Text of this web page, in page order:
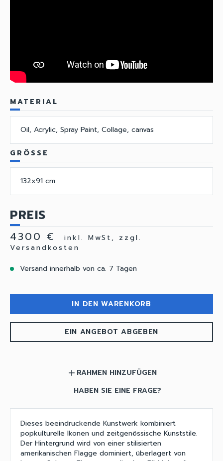
MATERIAL
Oil, Acrylic, Spray Paint, Collage, canvas
GRÖSSE
132x91 cm
PREIS
4300 €
inkl. MwSt, zzgl.
Versandkosten
Versand innerhalb von ca. 7 Tagen
IN DEN WARENKORB
EIN ANGEBOT ABGEBEN
add RAHMEN HINZUFÜGEN
HABEN SIE EINE FRAGE?
Dieses beeindruckende Kunstwerk kombiniert
popkulturelle Ikonen und zeitgenössische Kunststile.
Der Hintergrund wird von einer stilisierten
amerikanischen Flagge dominiert, überlagert von